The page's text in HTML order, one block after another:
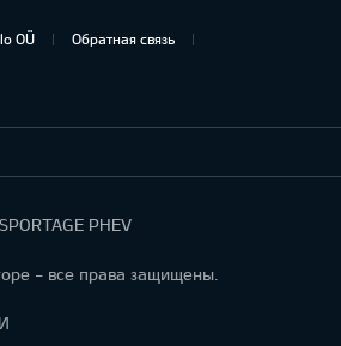
OÜ
Обратная связь
SPORTAGE PHEV
- все права защищены.